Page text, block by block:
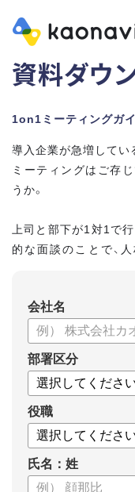
資料ダウ
1on1ミーティングガ
導入企業が急増してい
ミーティングはご存
うか。
上司と部下が1対1で
的な面談のことで、
こちらの資料では、
・1on1とは何か？
・1on1の基本的なやり
・ 1on1 の基本アジェ
についてまとめました
会社名
部署区分
役職
氏名：姓